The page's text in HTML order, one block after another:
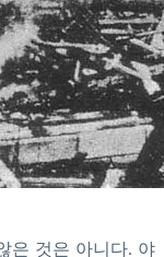
은 것은 아니다. 야